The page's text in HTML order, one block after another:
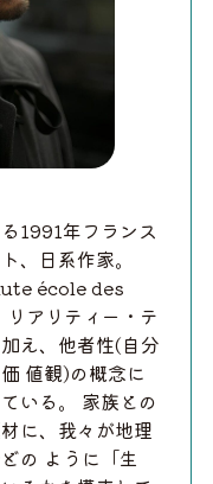
1991年フランス
、日系作家。
école des
アリティー・テ
え、他者性(自分
値観)の概念に
いる。 家族との
に、我々が地理
の ように「生